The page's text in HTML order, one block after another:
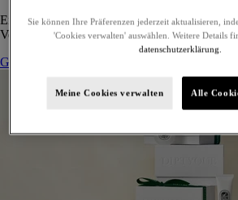
Ein maßgeschneidertes Geschenkset mit fünf
Verschenken oder für sich selbst.
Geschenkset zusammenstellen
Sie können Ihre Präferenzen jederzeit aktualisieren,
'Cookies verwalten' auswählen. Weitere Details
datenschutzerklärung.
Meine Cookies verwalten Alle